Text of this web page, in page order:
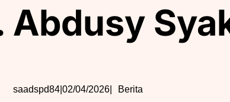
Abdusy
saadspd84| 02/04/2026| Berita